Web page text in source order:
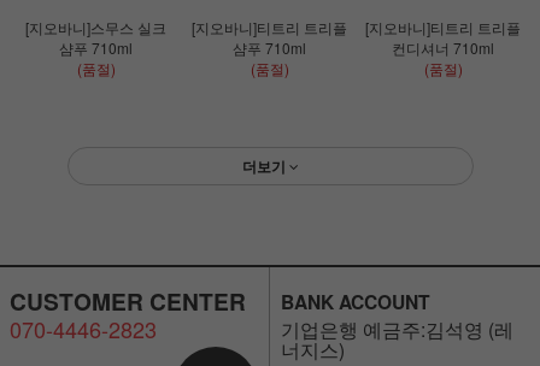
[지오바니]스무스 실크
샴푸 710ml
(품절)
[지오바니]티트리 트리플
샴푸 710ml
(품절)
[지오바니]티트리 트리플
컨디셔너 710ml
(품절)
더보기
CUSTOMER CENTER
070-4446-2823
BANK ACCOUNT
기업은행 예금주:김석영 (레
너지스)